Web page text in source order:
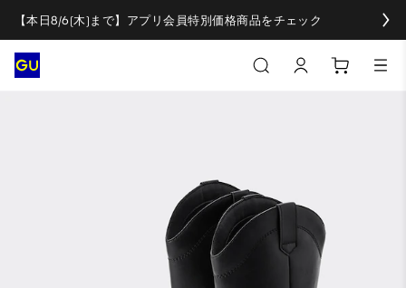
【本日8/6(木)まで】アプリ会員特別価格商品をチェック